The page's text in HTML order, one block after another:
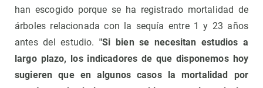
han escogido porque se ha registrado mortalidad de
árboles relacionada con la sequía entre 1 y 23 años
antes del estudio. "Si bien se necesitan estudios a
largo plazo, los indicadores de que disponemos hoy
sugieren que en algunos casos la mortalidad por